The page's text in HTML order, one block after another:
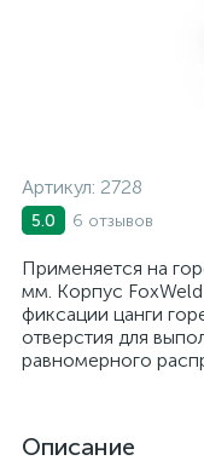
Артикул: 2728
5.0 6 отзывов
Применяется на
мм. Корпус
фиксации цанги
отверстия для
равномерного
Описание